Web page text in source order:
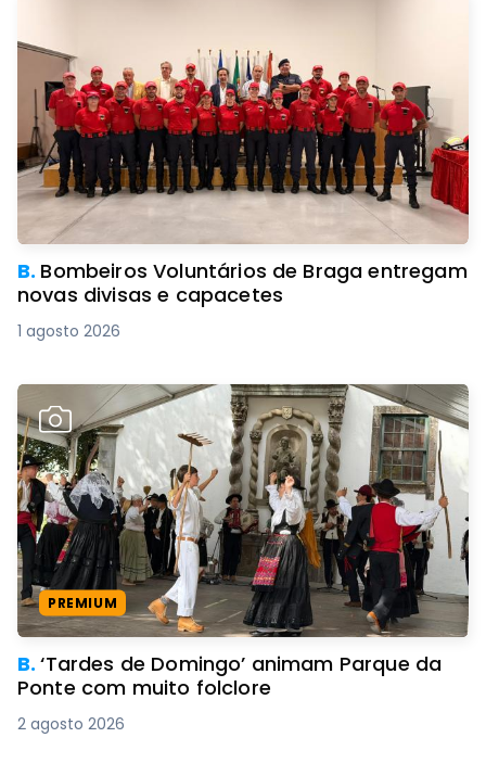
B. Bombeiros Voluntários de Braga entregam
novas divisas e capacetes
1 agosto 2026
PREMIUM
B.‘Tardes de Domingo’ animam Parque da
Ponte com muito folclore
2 agosto 2026